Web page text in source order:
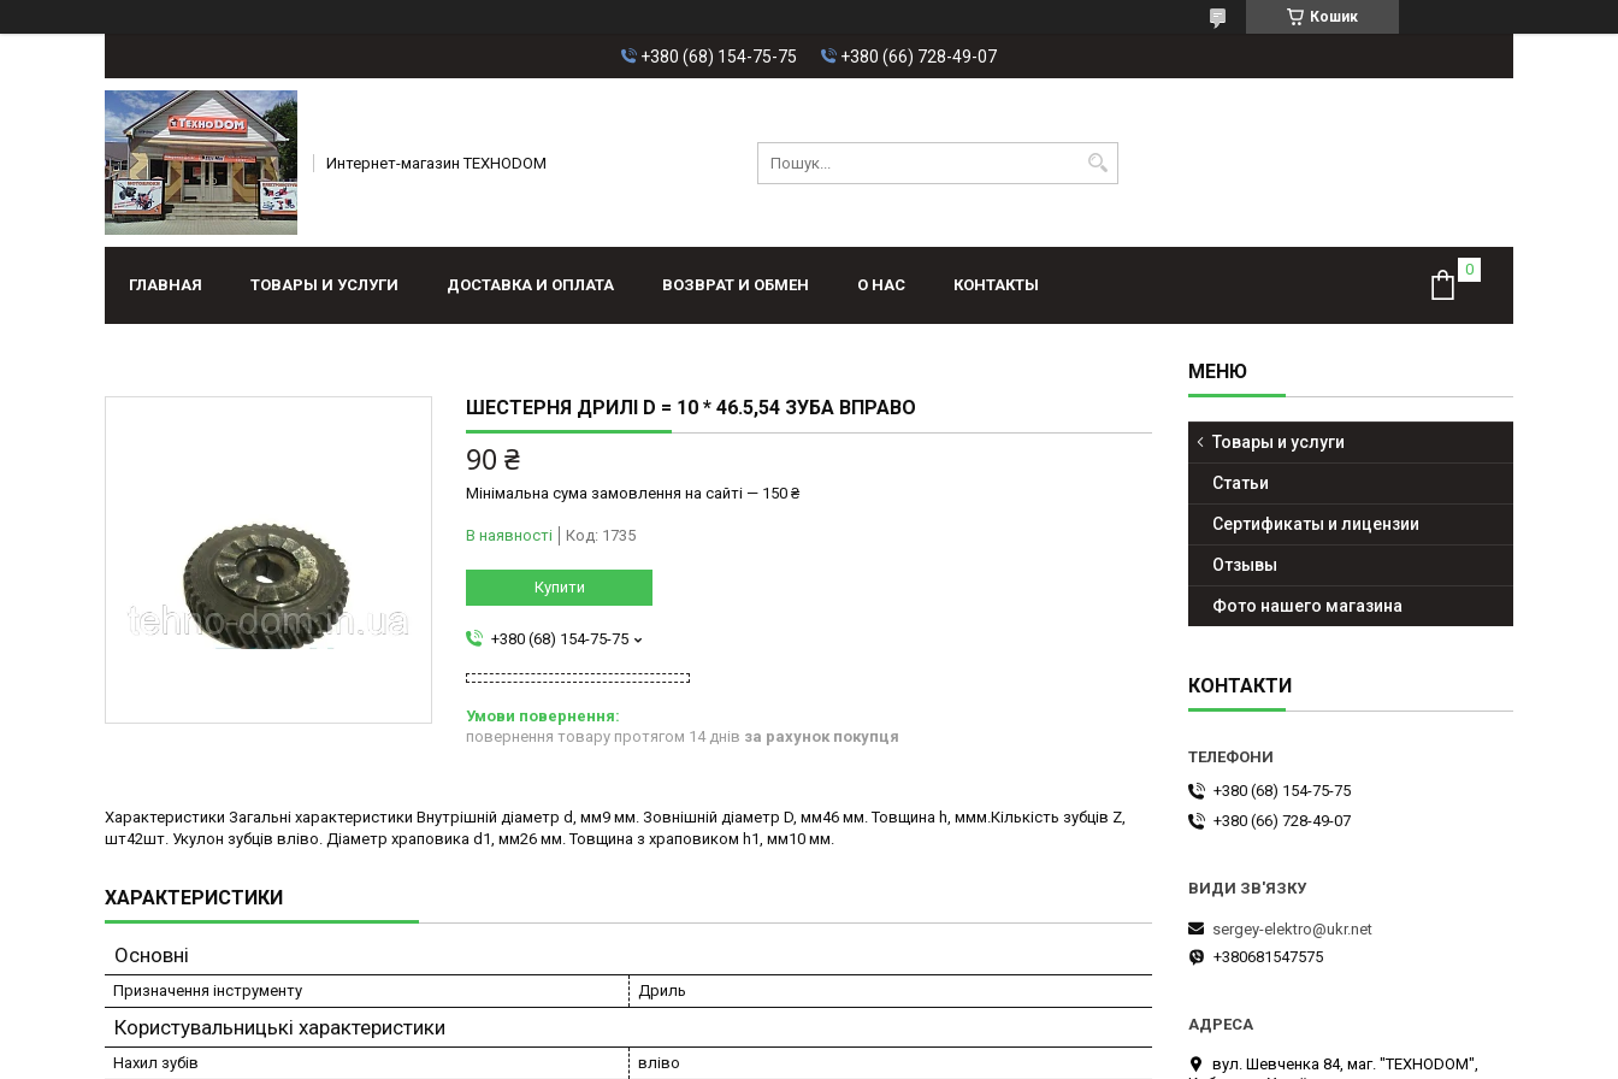
Кошик
+380 (68) 154-75-75 +380 (66) 728-49-07
Интернет-магазин ТЕХНОDOM
ГЛАВНАЯ ТОВАРЫ И УСЛУГИ ДОСТАВКА И ОПЛАТА ВОЗВРАТ И ОБМЕН О НАС КОНТАКТЫ
ШЕСТЕРНЯ ДРИЛІ D = 10 * 46.5,54 ЗУБА ВПРАВО
90 ₴
Мінімальна сума замовлення на сайті — 150 ₴
В наявності Код: 1735
Купити
+380 (68) 154-75-75
повернення товару протягом 14 днів за рахунок покупця
Характеристики Загальні характеристики Внутрішній діаметр d, мм9 мм. Зовнішній діаметр D, мм46 мм. Товщина h, ммм.Кількість зубців Z,
шт42шт. Укулон зубців вліво. Діаметр храповика d1, мм26 мм. Товщина з храповиком h1, мм10 мм.
ХАРАКТЕРИСТИКИ
Основні
Призначення інструменту Дриль
Користувальницькі характеристики
Нахил зубів
вліво
Товары и услуги
Статьи
Сертификаты и лицензии
Отзывы
Фото нашего магазина
КОНТАКТИ
+380 (68) 154-75-75
+380 (66) 728-49-07
sergey-elektro@ukr.net
+380681547575
вул. Шевченка 84, маг. "ТЕХНОDOM",